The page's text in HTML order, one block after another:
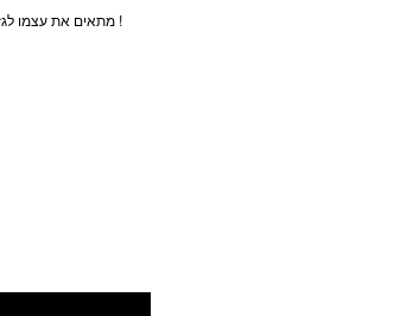
מתאים את עצמו לגזרה גבוה סקסית / גזרה נמוכה אובר סייז היסטרית !